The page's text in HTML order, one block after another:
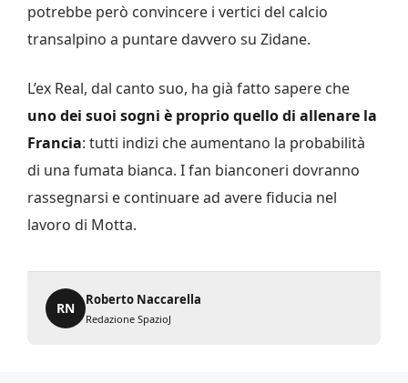
potrebbe però convincere i vertici del calcio
transalpino a puntare davvero su Zidane.
L’ex Real, dal canto suo, ha già fatto sapere che
uno dei suoi sogni è proprio quello di allenare la
Francia: tutti indizi che aumentano la probabilità
di una fumata bianca. I fan bianconeri dovranno
rassegnarsi e continuare ad avere fiducia nel
lavoro di Motta.
RN
Roberto Naccarella
Redazione SpazioJ